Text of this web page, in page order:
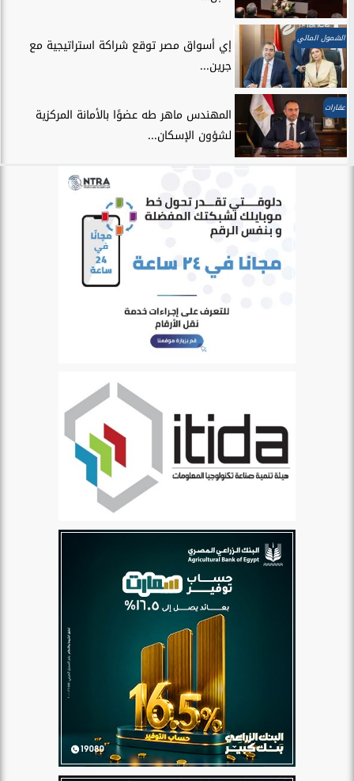
الشمول المالي
إي أسواق مصر توقع شراكة استراتيجية مع
جرين...
عقارات
المهندس ماهر طه عضوًا بالأمانة المركزية
لشؤون الإسكان...